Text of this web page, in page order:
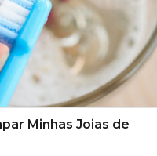
Minhas Joias de